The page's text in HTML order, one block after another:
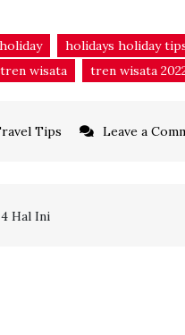
holiday holidays holiday
tren wisata tren wisata
Tips Leave a
Hal Ini